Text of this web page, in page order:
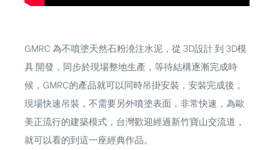
GMRC 為不噴塗天然石粉澆注水泥，從 3D設計 到 3D模
具 開發，同步於現場整地生產，等待結構逐漸完成時
候，GMRC的產品就可以同時吊掛安裝，安裝完成後，
現場快速吊裝，不需要另外噴塗表面，非常快速，為歐
美正流行的建築模式，台灣歡迎經過新竹寶山交流道，
就可以看的到這一座經典作品。